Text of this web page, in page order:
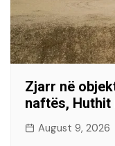
Zjarr në
naftës,
August 9, 2026